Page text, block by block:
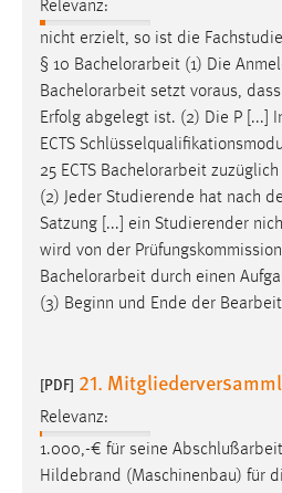
Relevanz:
nicht erzielt, so ist die
§ 10 Bachelorarbeit (1) Die
Bachelorarbeit setzt voraus,
Erfolg abgelegt ist. (2) Die P [...]
ECTS
25 ECTS Bachelorarbeit zuzüglich
(2) Jeder Studierende hat nach
Satzung [...] ein Studierender
wird von der
Bachelorarbeit durch einen
(3) Beginn und Ende der
[PDF] 21.
Relevanz:
1.000,-€ für seine
Hildebrand (Maschinenbau) für
EXTERNE MEDIEN
Um Inhalte von
Plattformen anzeigen zu
externen Medien Cookies
YouTube
Vimeo